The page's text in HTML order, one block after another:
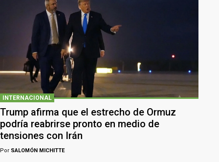
INTERNACIONAL
Trump afirma que el estrecho de Ormuz
podría reabrirse pronto en medio de
tensiones con Irán
Por SALOMÓN MICHITTE